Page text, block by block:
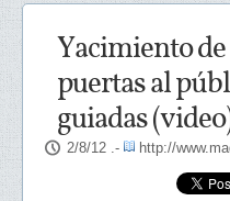
Yacimiento
puertas al
guiadas
2/8/12 .- http://